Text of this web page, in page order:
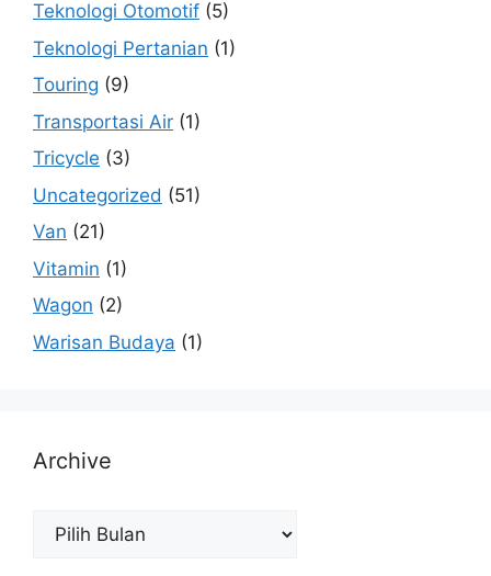
Teknologi Otomotif (5)
Teknologi Pertanian (1)
Touring (9)
Transportasi Air (1)
Tricycle (3)
Uncategorized (51)
Van (21)
Vitamin (1)
Wagon (2)
Warisan Budaya (1)
Archive
Archive